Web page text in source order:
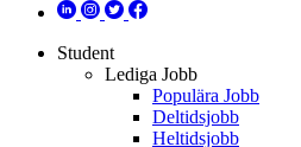
Student
Lediga Jobb
Populära Jobb
Deltidsjobb
Heltidsjobb